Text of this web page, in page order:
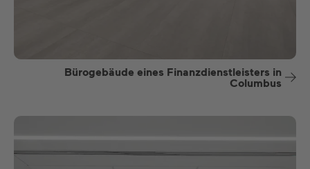
Bürogebäude eines Finanzdienstleisters in
Columbus